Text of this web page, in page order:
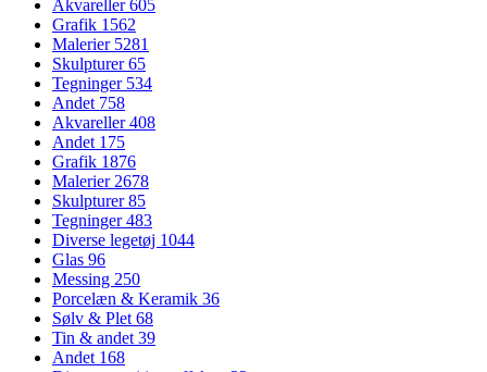
Akvareller605
Grafik 1562
Malerier 5281
Skulpturer65
Tegninger 534
Andet 758
Akvareller408
Andet 175
Grafik 1876
Malerier2678
Skulpturer85
Tegninger483
Diverse legetøj 1044
Glas 96
Messing 250
Porcelæn & Keramik 36
Sølv & Plet68
Tin & andet39
Andet 168